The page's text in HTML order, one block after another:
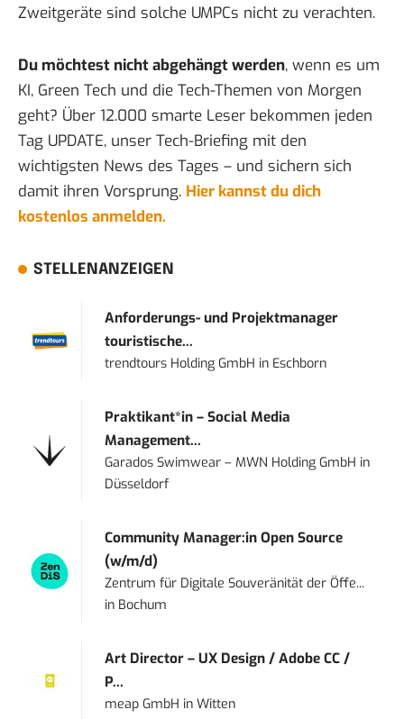
Zweitgeräte sind solche UMPCs nicht zu verachten.
Du möchtest nicht abgehängt werden, wenn es um
KI, Green Tech und die Tech-Themen von Morgen
geht? Über 12.000 smarte Leser bekommen jeden
Tag UPDATE, unser Tech-Briefing mit den
wichtigsten News des Tages – und sichern sich
damit ihren Vorsprung. Hier kannst du dich
kostenlos anmelden.
STELLENANZEIGEN
Anforderungs- und Projektmanager
touristische...
trendtours Holding GmbH in Eschborn
Praktikant*in – Social Media
Management...
Garados Swimwear – MWN Holding GmbH in
Düsseldorf
Community Manager:in Open Source
(w/m/d)
Zentrum für Digitale Souveränität der Öffe...
in Bochum
Art Director – UX Design / Adobe CC /
P...
meap GmbH inWitten